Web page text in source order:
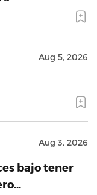
Aug 5, 2026
Aug 3, 2026
bajo tener